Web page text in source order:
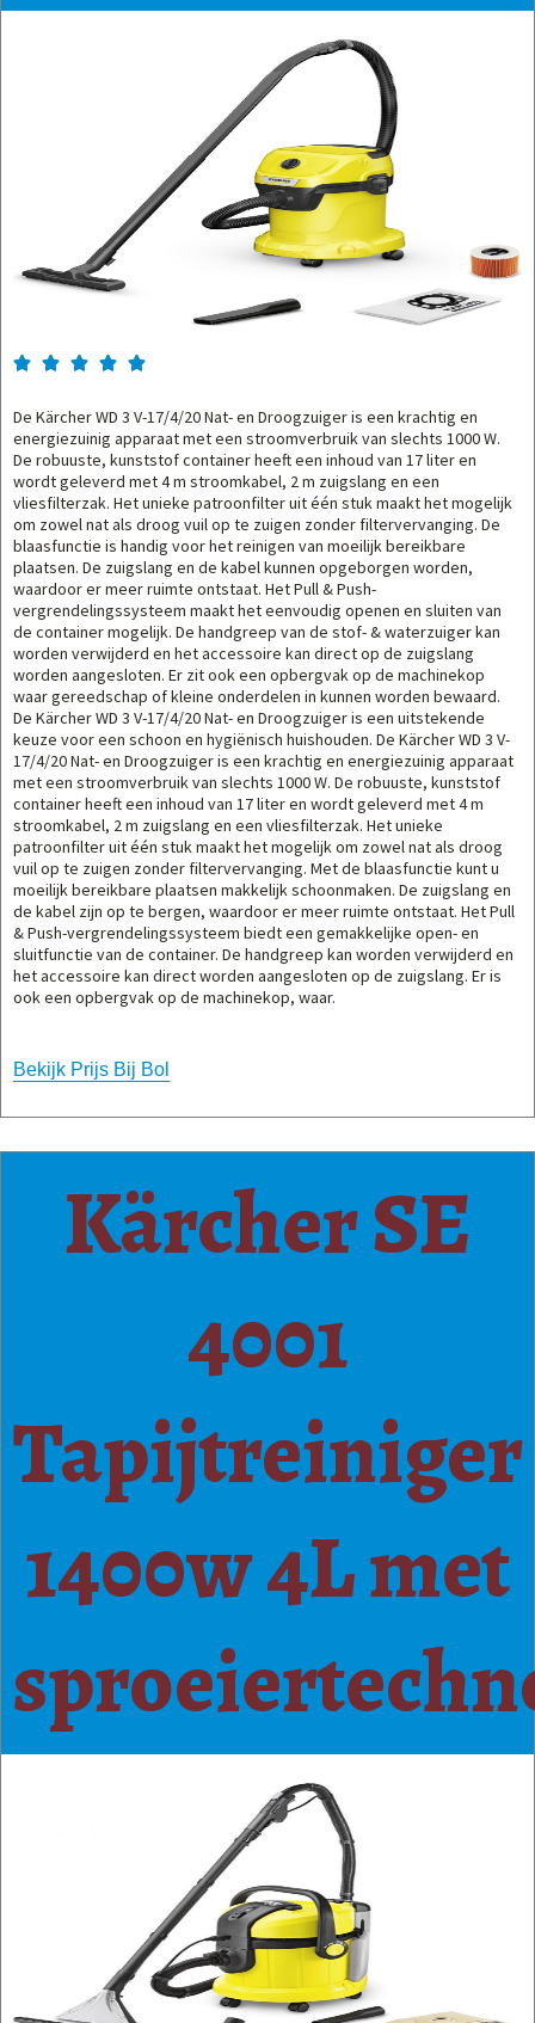
    
De Kärcher WD 3 V-17/4/20 Nat- en Droogzuiger is een krachtig en
energiezuinig apparaat met een stroomverbruik van slechts 1000 W.
De robuuste, kunststof container heeft een inhoud van 17 liter en
wordt geleverd met 4 m stroomkabel, 2 m zuigslang en een
vliesfilterzak. Het unieke patroonfilter uit één stuk maakt het mogelijk
om zowel nat als droog vuil op te zuigen zonder filtervervanging. De
blaasfunctie is handig voor het reinigen van moeilijk bereikbare
plaatsen. De zuigslang en de kabel kunnen opgeborgen worden,
waardoor er meer ruimte ontstaat. Het Pull & Push-
vergrendelingssysteem maakt het eenvoudig openen en sluiten van
de container mogelijk. De handgreep van de stof- & waterzuiger kan
worden verwijderd en het accessoire kan direct op de zuigslang
worden aangesloten. Er zit ook een opbergvak op de machinekop
waar gereedschap of kleine onderdelen in kunnen worden bewaard.
De Kärcher WD 3 V-17/4/20 Nat- en Droogzuiger is een uitstekende
keuze voor een schoon en hygiënisch huishouden. De Kärcher WD 3 V-
17/4/20 Nat- en Droogzuiger is een krachtig en energiezuinig apparaat
met een stroomverbruik van slechts 1000 W. De robuuste, kunststof
container heeft een inhoud van 17 liter en wordt geleverd met 4 m
stroomkabel, 2 m zuigslang en een vliesfilterzak. Het unieke
patroonfilter uit één stuk maakt het mogelijk om zowel nat als droog
vuil op te zuigen zonder filtervervanging. Met de blaasfunctie kunt u
moeilijk bereikbare plaatsen makkelijk schoonmaken. De zuigslang en
de kabel zijn op te bergen, waardoor er meer ruimte ontstaat. Het Pull
& Push-vergrendelingssysteem biedt een gemakkelijke open- en
sluitfunctie van de container. De handgreep kan worden verwijderd en
het accessoire kan direct worden aangesloten op de zuigslang. Er is
ook een opbergvak op de machinekop, waar.
Bekijk Prijs Bij Bol
Kärcher SE
4001
Tapijtreiniger
1400w 4L met